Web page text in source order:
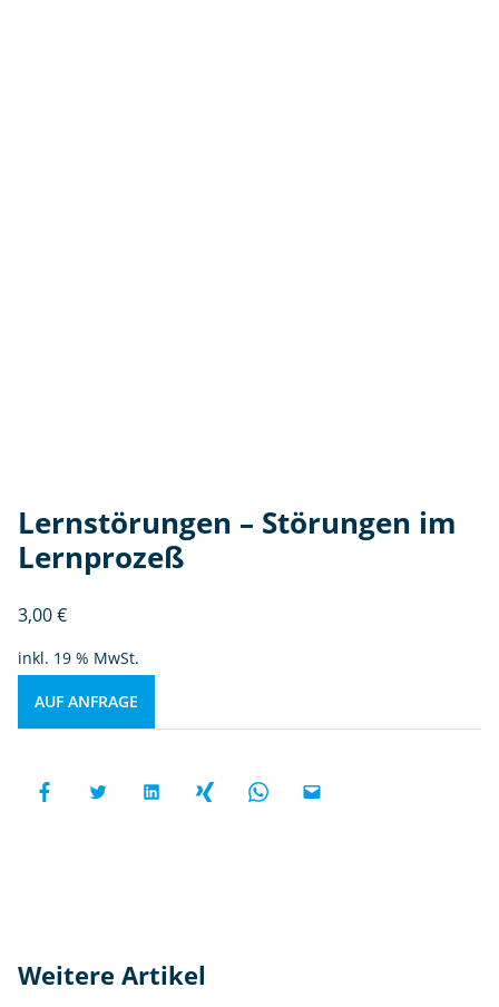
Lernstörungen – Störungen im
Lernprozeß
3,00€
inkl. 19 % MwSt.
AUF ANFRAGE
Weitere Artikel